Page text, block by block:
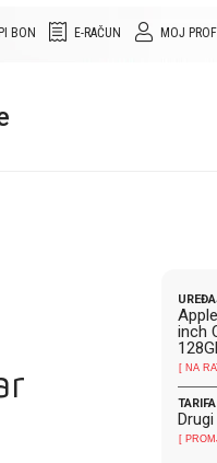
MOJ
E-RAČUN
BON
inch
[ NA
TARIFA
[